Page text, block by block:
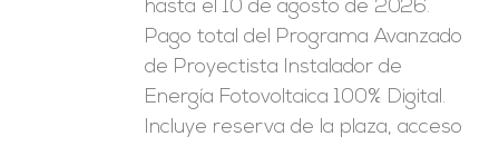
1.250,00€.625,00€.
hasta el 10 de agosto de 2026.
Pago total del Programa Avanzado
de Proyectista Instalador de
Energía Fotovoltaica 100% Digital.
Incluye reserva de la plaza, acceso